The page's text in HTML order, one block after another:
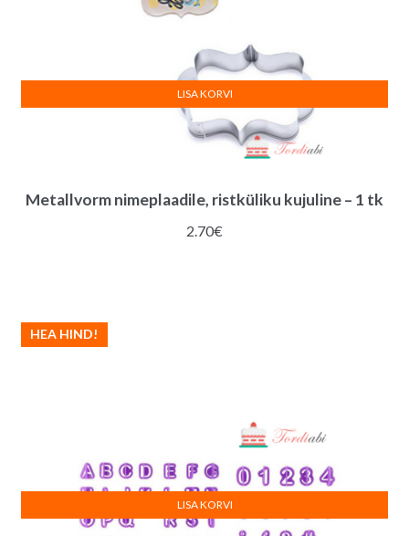
Metallvorm nimeplaadile, ristküliku kujuline – 1 tk
2.70€
LISA KORVI
HEA HIND!
LISA KORVI